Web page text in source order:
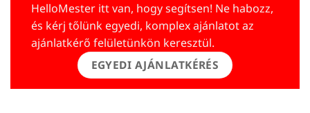
HelloMester itt van, hogy segítsen! Ne habozz,
és kérj tőlünk egyedi, komplex ajánlatot az
ajánlatkérő felületünkön keresztül.
EGYEDI AJÁNLATKÉRÉS